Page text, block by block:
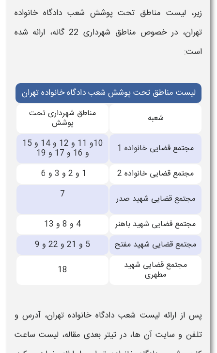
زیر، لیست مناطق تحت پوشش شعب دادگاه خانواده
تهران،
در خصوص مناطق شهرداری 22 گانه، ارائه شده
است:
لیست مناطق تحت پوشش شعب دادگاه خانواده تهران
شعبه مناطق شهرداری تحت
پوشش
مجتمع قضایی خانواده 1
10و 11 و 12 و 14 و 15
و 16 و 17 و 19
مجتمع قضایی خانواده 2
1 و 2 و 3 و 6
مجتمع قضایی شهید صدر
7
مجتمع قضایی شهید باهنر
4 و 8 و 13
مجتمع قضایی شهید مفتح
5 و 21 و 22 و 9
مجتمع قضایی شهید
مطهری 18
پس از ارائه لیست شعب دادگاه خانواده تهران، آدرس و
تلفن و سایت آن ها، در تیتر بعدی مقاله، لیست ساعت